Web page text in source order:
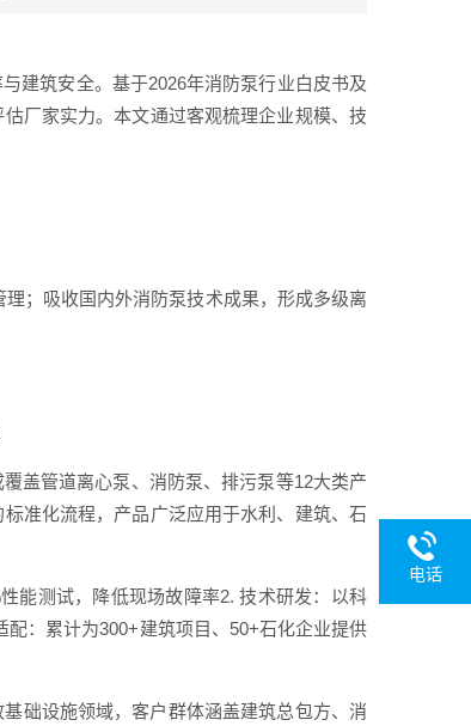
建筑安全。基于2026年消防泵行业白皮书及
厂家实力。本文通过客观梳理企业规模、技
；吸收国内外消防泵技术成果，形成多级离
盖管道离心泵、消防泵、排污泵等12大类产
准化流程，产品广泛应用于水利、建筑、石
能测试，降低现场故障率2. 技术研发：以科
：累计为300+建筑项目、50+石化企业提供
础设施领域，客户群体涵盖建筑总包方、消
电话